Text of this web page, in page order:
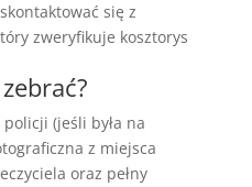
się z
zweryfikuje kosztorys
(jeśli była na
z miejsca
oraz pełny